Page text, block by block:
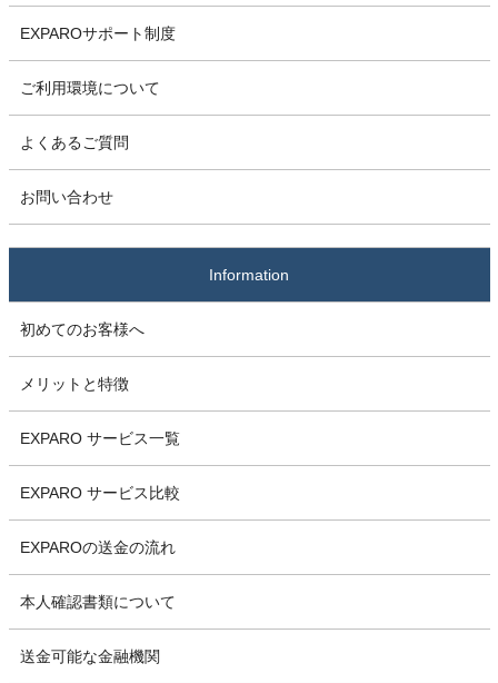
EXPAROサポート制度
ご利用環境について
よくあるご質問
お問い合わせ
Information
初めてのお客様へ
メリットと特徴
EXPARO サービス一覧
EXPARO サービス比較
EXPAROの送金の流れ
本人確認書類について
送金可能な金融機関